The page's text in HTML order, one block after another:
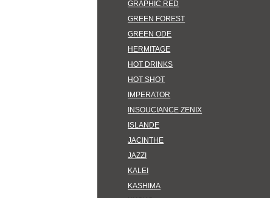
GRAPHIC RED
GREEN FOREST
GREEN ODE
HERMITAGE
HOT DRINKS
HOT SHOT
IMPERATOR
INSOUCIANCE ZENIX
ISLANDE
JACINTHE
JAZZI
KALEI
KASHIMA